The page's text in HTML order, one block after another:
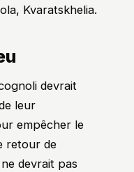
Kvaratskhelia.
devrait
leur
empêcher le
retour de
devrait pas